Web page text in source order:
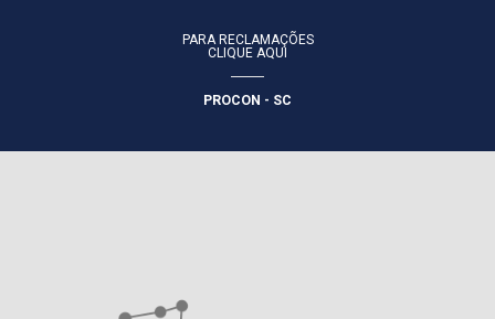
PARA RECLAMAÇÕES
CLIQUE AQUI
PROCON - SC